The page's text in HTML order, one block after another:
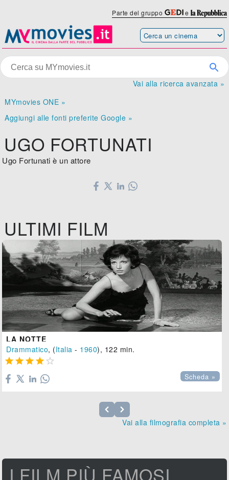
Parte del gruppo e
Vai alla ricerca avanzata »
MYmovies ONE »
Aggiungi alle fonti preferite Google »
UGO FORTUNATI
Ugo Fortunati è un attore
ULTIMI FILM
LA NOTTE
Drammatico, (Italia - 1960), 122 min.
    
Scheda »
Vai alla filmografia completa »
I FILM PIÙ FAMOSI